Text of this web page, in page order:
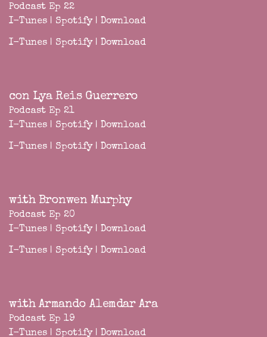
Podcast Ep 22
I-Tunes | Spotify| Download
I-Tunes | Spotify| Download
con Lya Reis Guerrero
Podcast Ep 21
I-Tunes | Spotify| Download
I-Tunes | Spotify| Download
with Bronwen Murphy
Podcast Ep 20
I-Tunes | Spotify| Download
I-Tunes | Spotify| Download
with Armando Alemdar Ara
Podcast Ep 19
I-Tunes | Spotify| Download